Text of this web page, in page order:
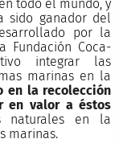
todo el mundo, y
sido ganador del
por la
Fundación Coca-
integrar las
marinas en la
en la recolección
en valor a éstos
naturales en la
marinas.